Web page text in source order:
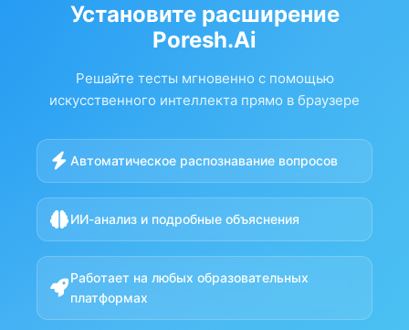
Установите расширение
Poresh.Ai
Решайте тесты мгновенно с помощью
искусственного интеллекта прямо в браузере
Автоматическое распознавание вопросов
ИИ-анализ и подробные объяснения
Работает на любых образовательных
платформах